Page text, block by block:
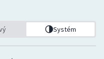
Systém